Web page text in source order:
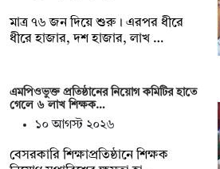
মাত্র ৭৬ জন দিয়ে শুরু। এরপর ধীরে
ধীরে হাজার, দশ হাজার, লাখ …
এমপিওভুক্ত প্রতিষ্ঠানের নিয়োগ কমিটির হাতে
গেলে ৬ লাখ শিক্ষক…
১০ আগস্ট ২০২৬
বেসরকারি শিক্ষাপ্রতিষ্ঠানে শিক্ষক